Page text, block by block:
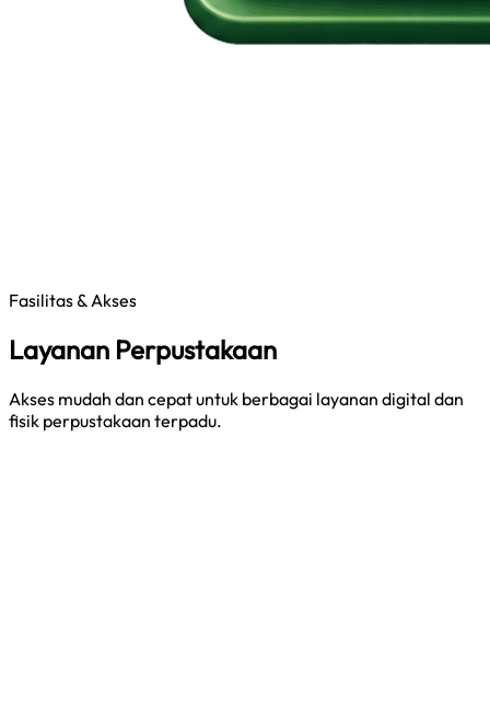
Fasilitas & Akses
Layanan Perpustakaan
Akses mudah dan cepat untuk berbagai layanan digital dan
fisik perpustakaan terpadu.